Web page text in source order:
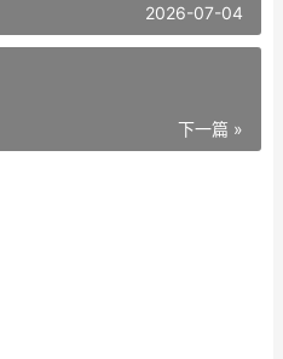
2026-07-04
下一篇 »